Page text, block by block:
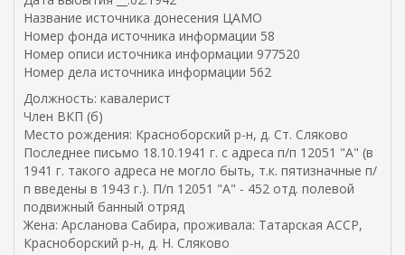
Название источника донесения ЦАМО
Номер фонда источника информации 58
Номер описи источника информации 977520
Номер дела источника информации 562
Должность: кавалерист
Член ВКП (б)
Место рождения: Красноборский р-н, д. Ст. Сляково
Последнее письмо 18.10.1941 г. с адреса п/п 12051 "А" (в
1941 г. такого адреса не могло быть, т.к. пятизначные п/
п введены в 1943 г.). П/п 12051 "А" - 452 отд. полевой
подвижный банный отряд
Жена: Арсланова Сабира, проживала: Татарская АССР,
Красноборский р-н, д. Н. Сляково